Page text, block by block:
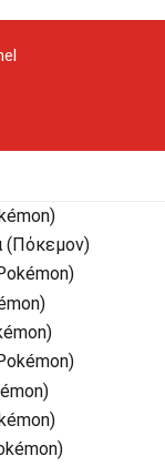
(Πόκεμον)